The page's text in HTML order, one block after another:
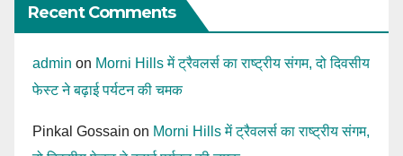
Recent Comments
admin on Morni Hills में ट्रैवलर्स का राष्ट्रीय संगम, दो दिवसीय
फेस्ट ने बढ़ाई पर्यटन की चमक
Pinkal Gossain on Morni Hills में ट्रैवलर्स का राष्ट्रीय संगम,